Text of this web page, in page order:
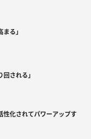
る」
される」
性化されてパワーアップす